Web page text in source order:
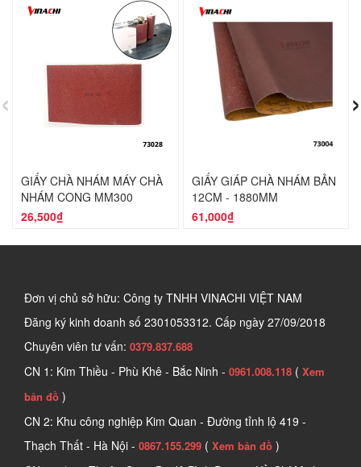
GIẤY CHÀ NHÁM MÁY CHÀ
NHÁM CONG MM300
26,500₫
GIẤY GIÁP CHÀ NHÁM BẢN
12CM - 1880MM
61,000₫
‹ ›
Đơn vị chủ sở hữu: Công ty TNHH VINACHI VIỆT NAM
Đăng ký kinh doanh số 2301053312. Cấp ngày 27/09/2018
Chuyên viên tư vấn: 0379.837.688
CN 1: Kim Thiều - Phù Khê - Bắc Ninh - 0961.008.118 ( Xem
bản đồ )
CN 2: Khu công nghiệp Kim Quan - Đường tỉnh lộ 419 -
Thạch Thất - Hà Nội - 0867.155.299 ( Xem bản đồ )